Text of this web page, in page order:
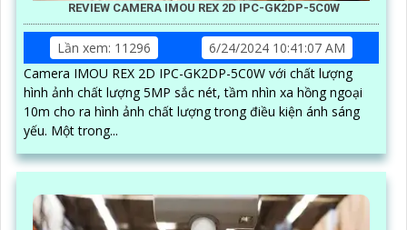
REVIEW CAMERA IMOU REX 2D IPC-GK2DP-5C0W
Lần xem: 11296
6/24/2024 10:41:07 AM
Camera IMOU REX 2D IPC-GK2DP-5C0W với chất lượng
hình ảnh chất lượng 5MP sắc nét, tầm nhìn xa hồng ngoại
10m cho ra hình ảnh chất lượng trong điều kiện ánh sáng
yếu. Một trong...